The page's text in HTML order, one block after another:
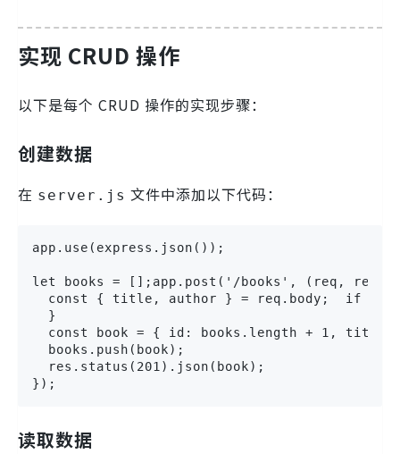
实现 CRUD 操作
以下是每个 CRUD 操作的实现步骤：
创建数据
在 server.js 文件中添加以下代码：
app.use(express.json());
let books = [];app.post('/books', (req, res)
const { title, author } = req.body;  if
  }
const book = { id: books.length + 1, title,
  books.push(book);
  res.status(201).json(book);
});
读取数据